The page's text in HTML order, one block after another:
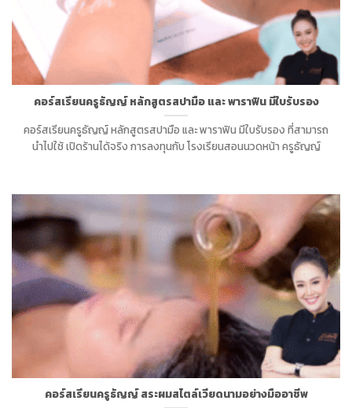
คอร์สเรียนครูธัญญ์ หลักสูตรสปามือ และ พาราฟิน มีใบรับรอง
คอร์สเรียนครูธัญญ์ หลักสูตรสปามือ และ พาราฟิน มีใบรับรอง ที่สามารถ
นำไปใช้ เปิดร้านได้จริง การลงทุนกับ โรงเรียนสอนนวดหน้า ครูธัญญ์
คอร์สเรียนครูธัญญ์ สระผมสไตล์เวียดนามอย่างมืออาชีพ